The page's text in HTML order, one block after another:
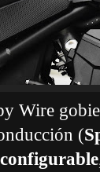
Wire
(